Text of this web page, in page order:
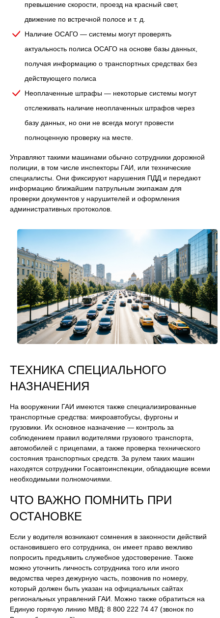
превышение скорости, проезд на красный свет,
движение по встречной полосе и т. д.
Наличие ОСАГО — системы могут проверять
актуальность полиса ОСАГО на основе базы данных,
получая информацию о транспортных средствах без
действующего полиса
Неоплаченные штрафы — некоторые системы могут
отслеживать наличие неоплаченных штрафов через
базу данных, но они не всегда могут провести
полноценную проверку на месте.
Управляют такими машинами обычно сотрудники дорожной
полиции, в том числе инспекторы ГАИ, или технические
специалисты. Они фиксируют нарушения ПДД и передают
информацию ближайшим патрульным экипажам для
проверки документов у нарушителей и оформления
административных протоколов.
ТЕХНИКА СПЕЦИАЛЬНОГО
НАЗНАЧЕНИЯ
На вооружении ГАИ имеются также специализированные
транспортные средства: микроавтобусы, фургоны и
грузовики. Их основное назначение — контроль за
соблюдением правил водителями грузового транспорта,
автомобилей с прицепами, а также проверка технического
состояния транспортных средств. За рулем таких машин
находятся сотрудники Госавтоинспекции, обладающие всеми
необходимыми полномочиями.
ЧТО ВАЖНО ПОМНИТЬ ПРИ
ОСТАНОВКЕ
Если у водителя возникают сомнения в законности действий
остановившего его сотрудника, он имеет право вежливо
попросить предъявить служебное удостоверение. Также
можно уточнить личность сотрудника того или иного
ведомства через дежурную часть, позвонив по номеру,
который должен быть указан на официальных сайтах
региональных управлений ГАИ. Можно также обратиться на
Единую горячую линию МВД: 8 800 222 74 47 (звонок по